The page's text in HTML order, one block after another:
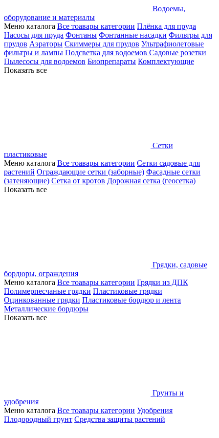
Водоемы,
оборудование и материалы
Меню каталога Все тоавары категории Плёнка для пруда
Насосы для пруда Фонтаны Фонтанные насадки Фильтры для
прудов Аэраторы Скиммеры для прудов Ультрафиолетовые
фильтры и лампы Подсветка для водоемов Садовые розетки
Пылесосы для водоемов Биопрепараты Комплектующие
Показать все
Сетки
пластиковые
Меню каталога Все тоавары категории Сетки садовые для
растений Ограждающие сетки (заборные) Фасадные сетки
(затеняющие) Сетка от кротов Дорожная сетка (геосетка)
Показать все
Грядки, садовые
бордюры, ограждения
Меню каталога Все тоавары категории Грядки из ДПК
Полимерпесчаные грядки Пластиковые грядки
Оцинкованные грядки Пластиковые бордюр и лента
Металлические бордюры
Показать все
Грунты и
удобрения
Меню каталога Все тоавары категории Удобрения
Плодородный грунт Средства защиты растений